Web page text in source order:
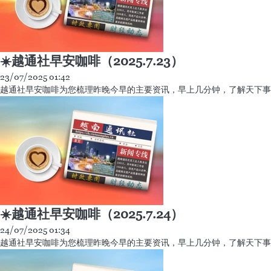
☀️越通社早安咖啡（2025.7.23）
23/07/2025 01:42
越通社早安咖啡为您梳理昨晚今早的主要资讯，早上几分钟，了解天下
☀️越通社早安咖啡（2025.7.24）
24/07/2025 01:34
越通社早安咖啡为您梳理昨晚今早的主要资讯，早上几分钟，了解天下